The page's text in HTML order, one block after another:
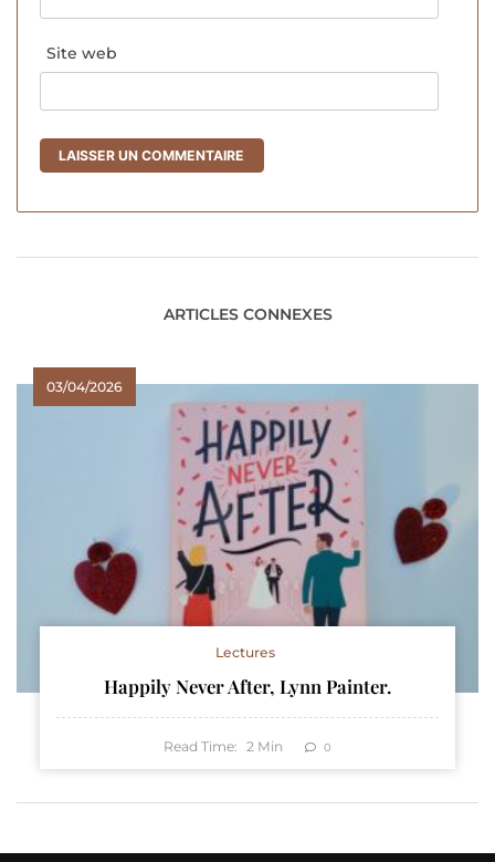
Site web
ARTICLES CONNEXES
03/04/2026
Lectures
Happily Never After, Lynn Painter.
Read Time: 2 Min 0